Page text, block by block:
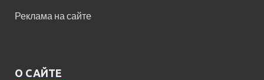
Реклама на сайте
О САЙТЕ